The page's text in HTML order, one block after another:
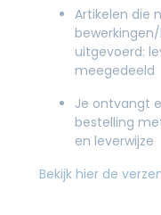
Artikelen die
uitgevoerd:
meegedeeld
Je ontvangt
bestelling
en leverwijze
Bekijk hier de